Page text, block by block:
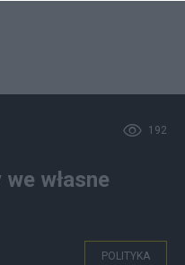
192
własne
POLITYKA